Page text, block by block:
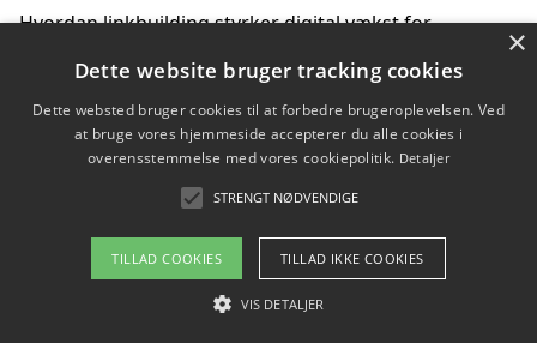
Hvordan linkbuilding styrker digital vækst for
Sådan har udviklingen inden for genbrug af elektronik
ændret sig
Copyright 2026 - Pilanto Aps
Om / kontakt
×
Dette website bruger tracking cookies
Dette websted bruger cookies til at forbedre brugeroplevelsen. Ved
at bruge vores hjemmeside accepterer du alle cookies i
overensstemmelse med vores cookiepolitik. Detaljer
STRENGT NØDVENDIGE
TILLAD COOKIES TILLAD IKKE COOKIES
VIS DETALJER